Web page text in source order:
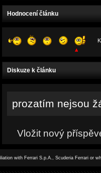
Hodnocení článku
Diskuze k článku
prozatím nejsou
Vložit nový
with Ferrari S.p.A., Scuderia Ferrari or